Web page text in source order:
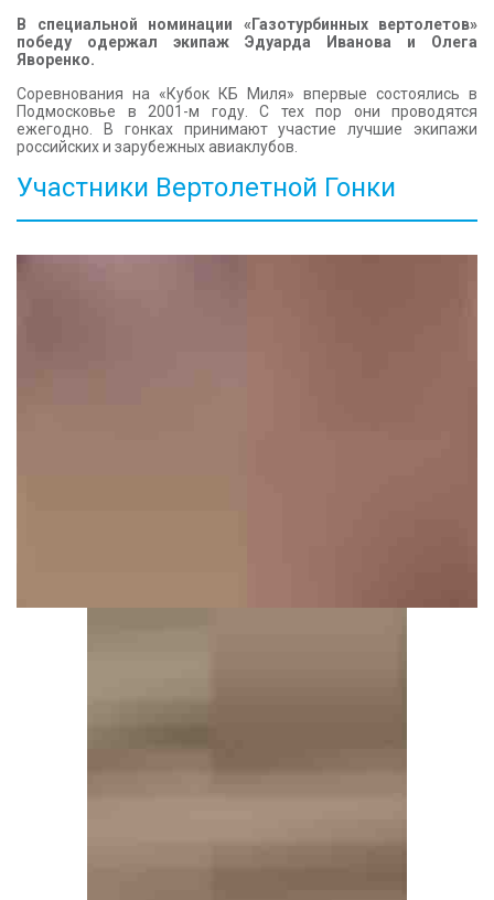
В специальной номинации «Газотурбинных вертолетов»
победу одержал экипаж Эдуарда Иванова и Олега
Яворенко.
Соревнования на «Кубок КБ Миля» впервые состоялись в
Подмосковье в 2001-м году. С тех пор они проводятся
ежегодно. В гонках принимают участие лучшие экипажи
российских и зарубежных авиаклубов.
Участники Вертолетной Гонки